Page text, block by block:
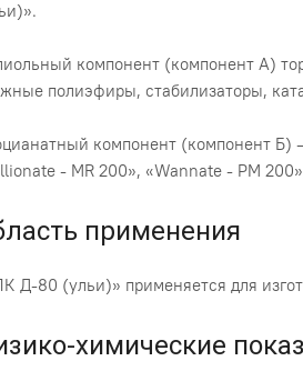
компонент (компонент А)
полиэфиры, стабилизаторы,
компонент (компонент Б)
- MR 200», «Wannate - PM
применения
Д-80 (ульи)» применяется для
химические